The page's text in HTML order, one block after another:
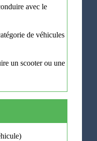
avec le
de véhicules
un scooter ou une